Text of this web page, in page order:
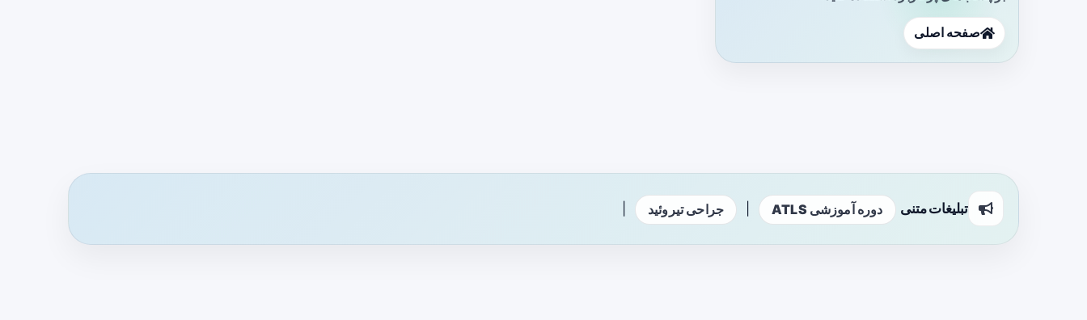
صفحه اصلی
تبلیغات متنی دوره آموزشی ATLS جراحی تیروئید